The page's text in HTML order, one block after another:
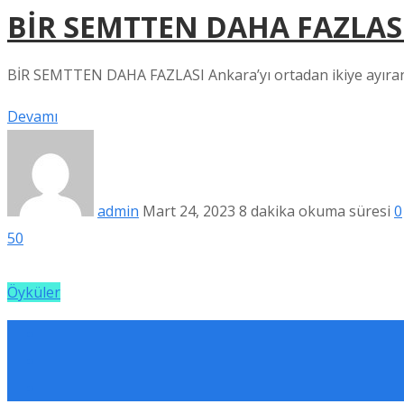
BİR SEMTTEN DAHA
BİR SEMTTEN DAHA FAZLASI Ankara’yı ortadan ikiye
Devamı
admin Mart 24, 2023 8 dakika okuma süresi 0
50
Öyküler